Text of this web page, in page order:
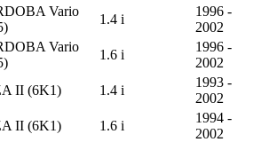
Vario
1.4 i
1996 -
2002
Vario
1.6 i
1996 -
2002
II (6K1) 1.4 i
1993 -
2002
II (6K1) 1.6 i
1994 -
2002